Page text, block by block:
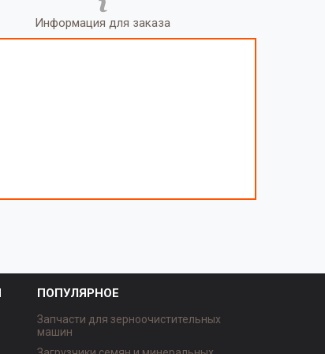
Информация для заказа
ПОПУЛЯРНОЕ
Запчасти для зерноочистительных
машин